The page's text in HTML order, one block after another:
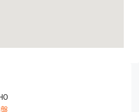
HO